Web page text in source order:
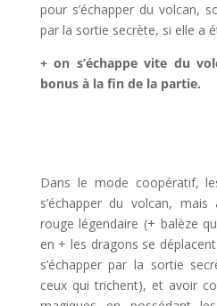
pour s’échapper du volcan,
par la sortie secrète, si elle a
+ on s’échappe vite du
bonus à la fin de la partie.
Dans le mode coopératif,
s’échapper du volcan,
rouge légendaire (+ balèze
en + les dragons se
s’échapper par la sortie
ceux qui trichent), et avoir